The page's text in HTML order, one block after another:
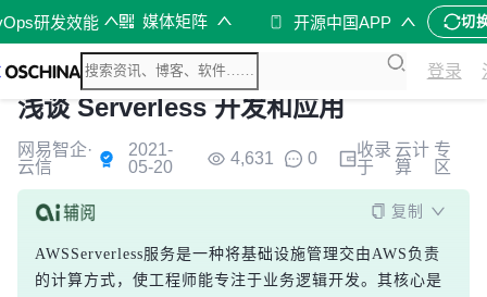
研发效能 媒体矩阵 开源中国APP 切
登录
浅谈 Serverless 开发和应用
网易智企·
云信
2021-
05-20
4,631 0
收录
于
云计
算
专
区
复制
AWSServerless服务是一种将基础设施管理交由AWS负责
的计算方式，使工程师能专注于业务逻辑开发。其核心是